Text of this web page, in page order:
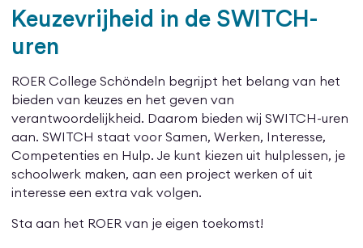
Keuzevrijheid in de SWITCH-
uren
ROER College Schöndeln begrijpt het belang van het
bieden van keuzes en het geven van
verantwoordelijkheid. Daarom bieden wij SWITCH-uren
aan. SWITCH staat voor Samen, Werken, Interesse,
Competenties en Hulp. Je kunt kiezen uit hulplessen, je
schoolwerk maken, aan een project werken of uit
interesse een extra vak volgen.
Sta aan het ROER van je eigen toekomst!